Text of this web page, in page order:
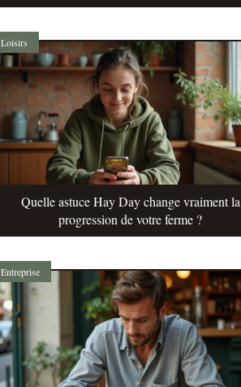
Loisirs
Quelle astuce Hay Day change vraiment la
progression de votre ferme ?
Entreprise